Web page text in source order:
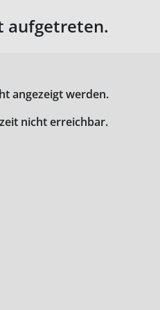
aufgetreten.
angezeigt werden.
nicht erreichbar.